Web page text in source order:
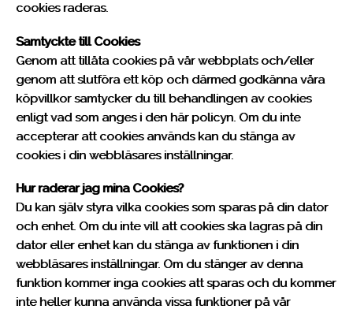
cookies raderas.
Samtyckte till Cookies
Genom att tillåta cookies på vår webbplats och/eller
genom att slutföra ett köp och därmed godkänna våra
köpvillkor samtycker du till behandlingen av cookies
enligt vad som anges i den här policyn. Om du inte
accepterar att cookies används kan du stänga av
cookies i din webbläsares inställningar.
Hur raderar jag mina Cookies?
Du kan själv styra vilka cookies som sparas på din dator
och enhet. Om du inte vill att cookies ska lagras på din
dator eller enhet kan du stänga av funktionen i din
webbläsares inställningar. Om du stänger av denna
funktion kommer inga cookies att sparas och du kommer
inte heller kunna använda vissa funktioner på vår